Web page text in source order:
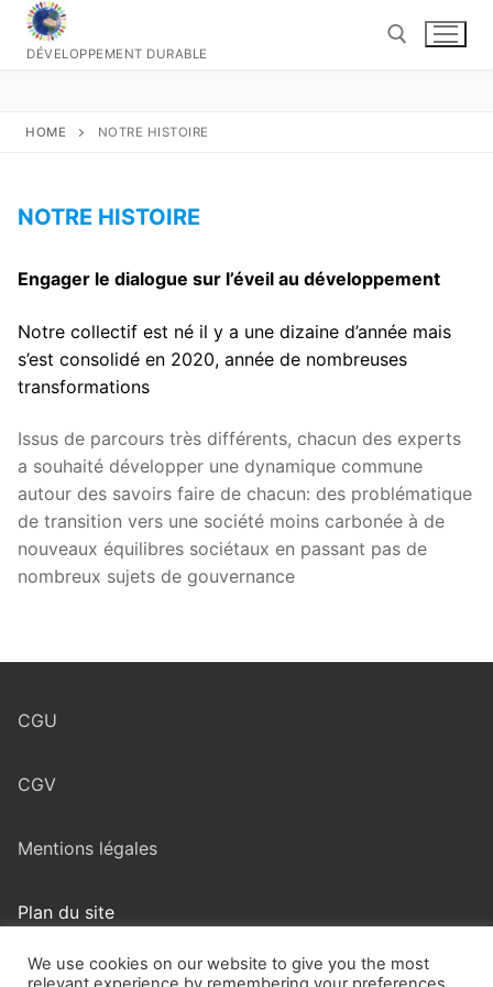
Aller
DÉVELOPPEMENT DURABLE
Rechercher :
HOME NOTRE HISTOIRE
NOTRE HISTOIRE
Engager le dialogue sur l’éveil au développement
Notre collectif est né il y a une dizaine d’année mais
s’est consolidé en 2020, année de nombreuses
transformations
Issus de parcours très différents, chacun des experts
a souhaité développer une dynamique commune
autour des savoirs faire de chacun: des problématique
de transition vers une société moins carbonée à de
nouveaux équilibres sociétaux en passant pas de
nombreux sujets de gouvernance
CGU
CGV
Mentions légales
Plan du site
We use cookies on our website to give you the most